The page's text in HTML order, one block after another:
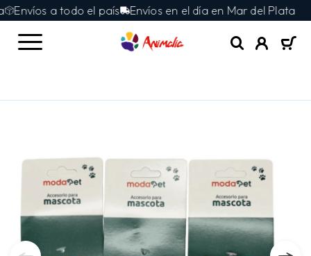
Envíos a todo el país Envíos en el día en Mar del Plata